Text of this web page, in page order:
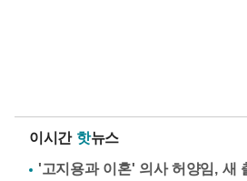
이시간 핫뉴스
'고지용과 이혼' 의사 허양임, 새